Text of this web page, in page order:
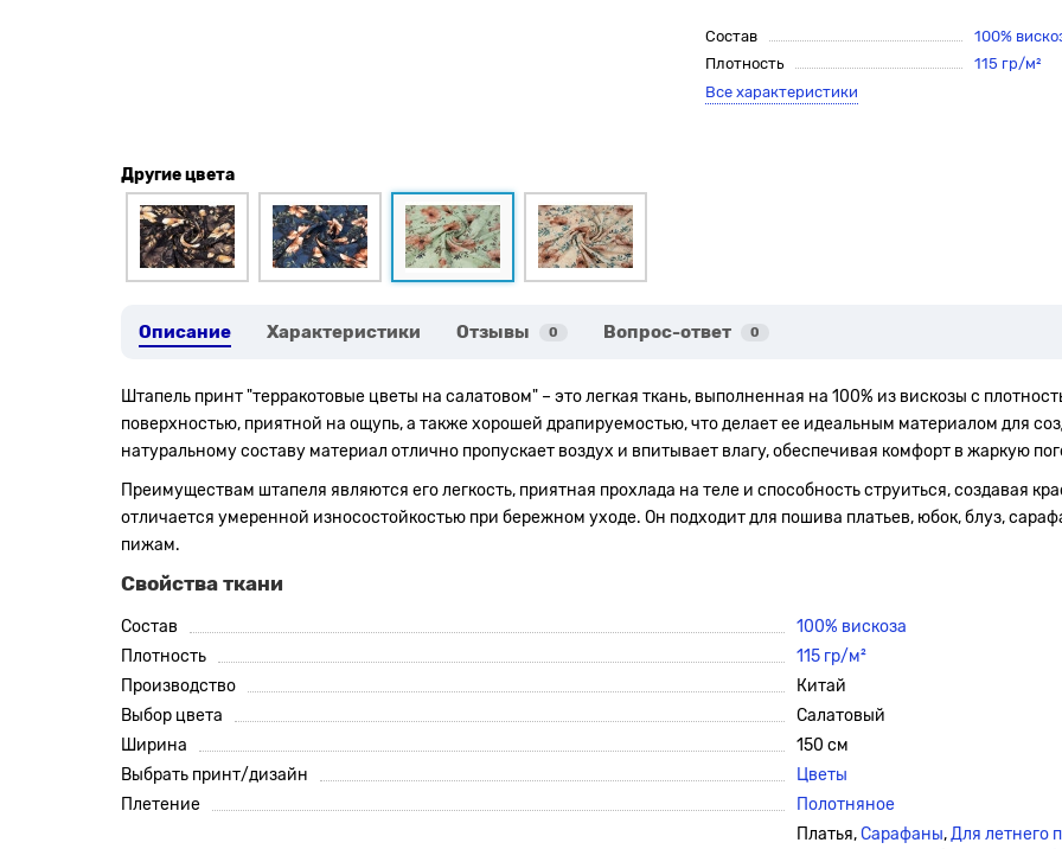
Состав
100%
Плотность
115 гр/м²
Все характеристики
Другие цвета
Описание Характеристики Отзывы 0 Вопрос-ответ 0
Штапель принт "терракотовые цветы на салатовом" – это легкая ткань, выполненная на 100% из вискозы с
поверхностью, приятной на ощупь, а также хорошей драпируемостью, что делает ее идеальным материалом для
натуральному составу материал отлично пропускает воздух и впитывает влагу, обеспечивая комфорт в жаркую
Преимуществам штапеля являются его легкость, приятная прохлада на теле и способность струиться, создавая
отличается умеренной износостойкостью при бережном уходе. Он подходит для пошива платьев, юбок, блуз,
пижам.
Свойства ткани
Состав
100% вискоза
Плотность
115 гр/м²
Производство
Китай
Выбор цвета
Салатовый
Ширина
150 см
Выбрать принт/дизайн
Цветы
Плетение
Полотняное
Платья,Сарафаны,Для летнего